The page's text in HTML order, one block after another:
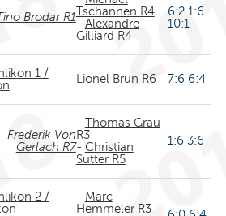
Brodar R1Tschannen R4
- Alexandre
Gilliard R4
6:2 1:6
10:1
1 /
Lionel Brun R6 7:6 6:4
Frederik Von
Gerlach R7
- Thomas Grau
R3
- Christian
Sutter R5
1:6 3:6
2 /
- Marc
Hemmeler R3